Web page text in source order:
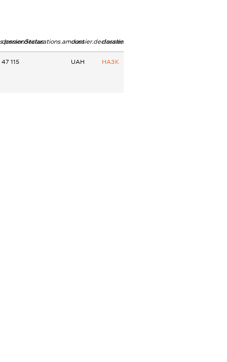
dossier.declarations.amountdossier.declarations.currency
dossier.declarations.source
47 115 UAH НАЗК